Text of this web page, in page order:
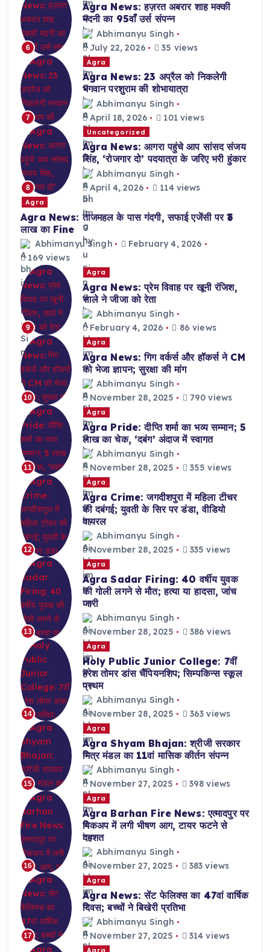
6
Agra News: हज़रत अबरार शाह मक्की
मदनी का 95वाँ उर्स संपन्न
Abhimanyu Singh
July 22, 2026
35 views
7
Agra
Agra News: 23 अप्रैल को निकलेगी
भगवान परशुराम की शोभायात्रा
Abhimanyu Singh
April 18, 2026
101 views
8
Uncategorized
Agra News: आगरा पहुंचे आप सांसद संजय
सिंह, ‘रोजगार दो’ पदयात्रा के जरिए भरी हुंकार
Abhimanyu Singh
April 4, 2026
114 views
Agra
Agra News: ताजमहल के पास गंदगी, सफाई एजेंसी पर ₹3
लाख का Fine
Abhimanyu Singh
February 4, 2026
169 views
9
Agra
Agra News: प्रेम विवाह पर खूनी रंजिश,
साले ने जीजा को रेता
Abhimanyu Singh
February 4, 2026
86 views
10
Agra
Agra News: गिग वर्कर्स और हॉकर्स ने CM
को भेजा ज्ञापन; सुरक्षा की मांग
Abhimanyu Singh
November 28, 2025
790 views
11
Agra
Agra Pride: दीप्ति शर्मा का भव्य सम्मान; 5
लाख का चेक, ‘दबंग’ अंदाज में स्वागत
Abhimanyu Singh
November 28, 2025
355 views
12
Agra
Agra Crime: जगदीशपुरा में महिला टीचर
की दबंगई; युवती के सिर पर डंडा, वीडियो
वायरल
Abhimanyu Singh
November 28, 2025
335 views
13
Agra
Agra Sadar Firing: 40 वर्षीय युवक
की गोली लगने से मौत; हत्या या हादसा, जांच
जारी
Abhimanyu Singh
November 28, 2025
386 views
14
Agra
Holy Public Junior College: 7वीं
हरेश तोमर डांस चैंपियनशिप; सिम्पकिन्स स्कूल
प्रथम
Abhimanyu Singh
November 28, 2025
363 views
15
Agra
Agra Shyam Bhajan: श्रीजी सरकार
मित्र मंडल का 11वां मासिक कीर्तन संपन्न
Abhimanyu Singh
November 27, 2025
398 views
16
Agra
Agra Barhan Fire News: एत्मादपुर पर
पिकअप में लगी भीषण आग, टायर फटने से
दहशत
Abhimanyu Singh
November 27, 2025
383 views
17
Agra
Agra News: सेंट फेलिक्स का 47वां वार्षिक
दिवस; बच्चों ने बिखेरी प्रतिभा
Abhimanyu Singh
November 27, 2025
314 views